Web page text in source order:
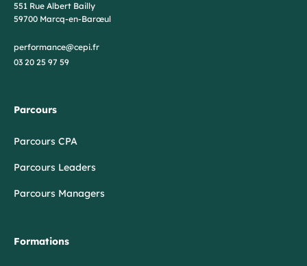
551 Rue Albert Bailly
59700 Marcq-en-Barœul
performance@cepi.fr
03 20 25 97 59
Parcours
Parcours CPA
Parcours Leaders
Parcours Managers
Formations